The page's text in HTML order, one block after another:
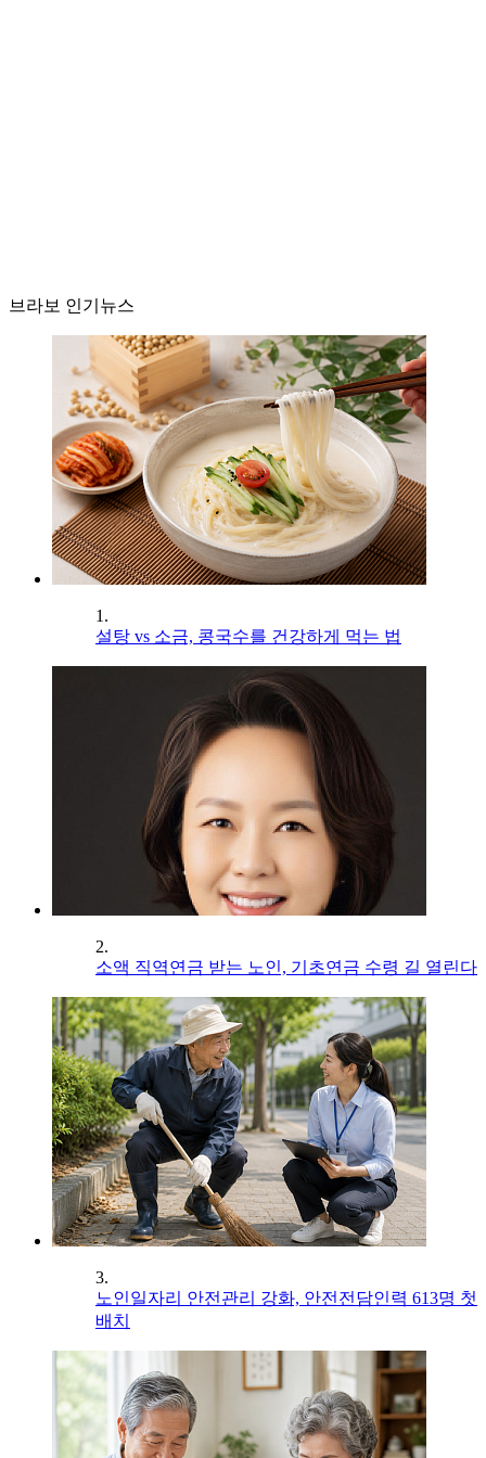
브라보 인기뉴스
1.
설탕 vs 소금, 콩국수를 건강하게 먹는 법
2.
소액 직역연금 받는 노인, 기초연금 수령 길 열린다
3.
노인일자리 안전관리 강화, 안전전담인력 613명 첫
배치